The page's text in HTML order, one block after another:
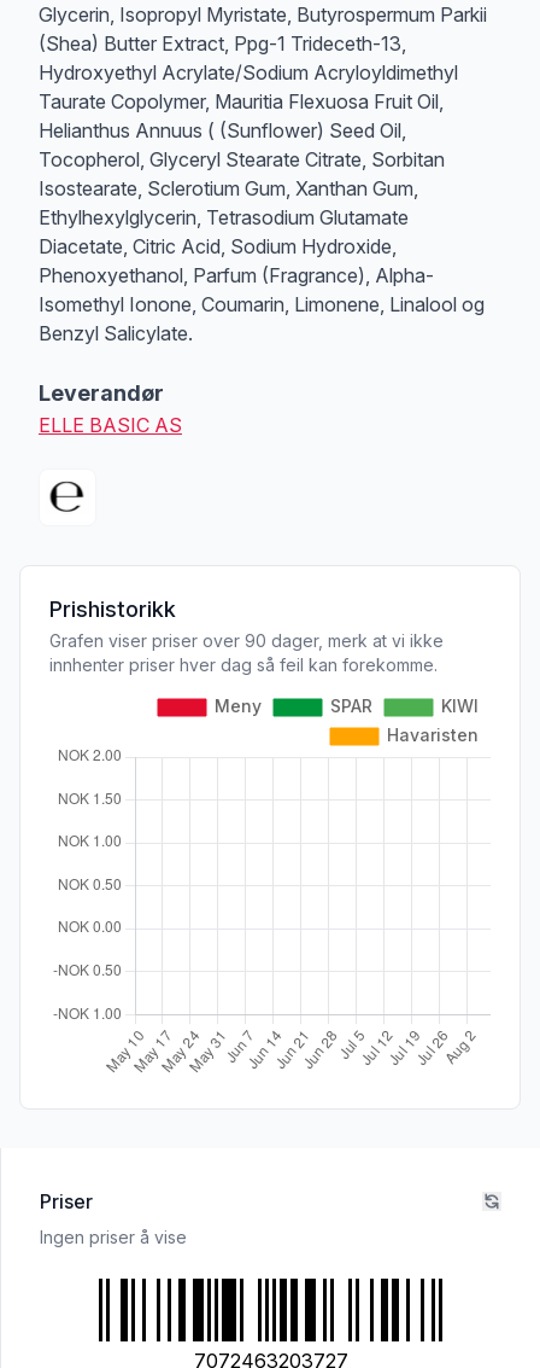
Glycerin, Isopropyl Myristate, Butyrospermum Parkii
(Shea) Butter Extract, Ppg-1 Trideceth-13,
Hydroxyethyl Acrylate/Sodium Acryloyldimethyl
Taurate Copolymer, Mauritia Flexuosa Fruit Oil,
Helianthus Annuus ( (Sunflower) Seed Oil,
Tocopherol, Glyceryl Stearate Citrate, Sorbitan
Isostearate, Sclerotium Gum, Xanthan Gum,
Ethylhexylglycerin, Tetrasodium Glutamate
Diacetate, Citric Acid, Sodium Hydroxide,
Phenoxyethanol, Parfum (Fragrance), Alpha-
Isomethyl Ionone, Coumarin, Limonene, Linalool og
Benzyl Salicylate.
Leverandør
ELLE BASIC AS
Prishistorikk
Grafen viser priser over 90 dager, merk at vi ikke
innhenter priser hver dag så feil kan forekomme.
Priser
Ingen priser å vise
7072463203727